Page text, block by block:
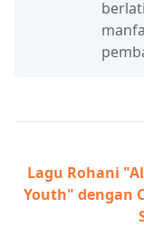
Lagu Rohani
Youth" dengan